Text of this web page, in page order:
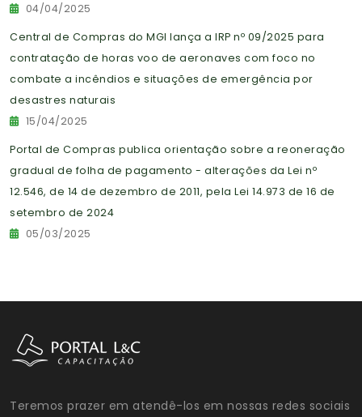
04/04/2025
Central de Compras do MGI lança a IRP nº 09/2025 para
contratação de horas voo de aeronaves com foco no
combate a incêndios e situações de emergência por
desastres naturais
15/04/2025
Portal de Compras publica orientação sobre a reoneração
gradual de folha de pagamento - alterações da Lei nº
12.546, de 14 de dezembro de 2011, pela Lei 14.973 de 16 de
setembro de 2024
05/03/2025
Teremos prazer em atendê-los em nossas redes sociais